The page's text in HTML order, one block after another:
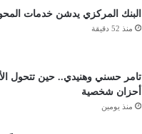
البنك المركزي يدشن خدمات
منذ 52 دقيقة
تامر حسني وهنيدي.. حين تتحول
أحزان شخصية
منذ يومين